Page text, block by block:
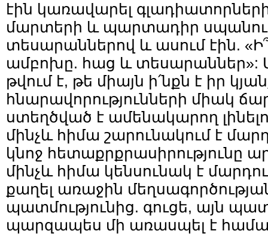
էին կառավարել
մարտերի և պարտադիր
տեսարաններով և ասում էին.
ամբոխը. հաց և տեսարաններ»:
թվում է, թե միայն ի՛նքն է իր
հնարավորությունների միակ
ստեղծված է ամենակարող
մինչև հիմա շարունակում է
կնոջ հետաքրքրասիրությունը
մինչև հիմա կենսունակ է
քաղել առաջին
պատմությունից. գուցե, այն
պարզապես մի առասպել է